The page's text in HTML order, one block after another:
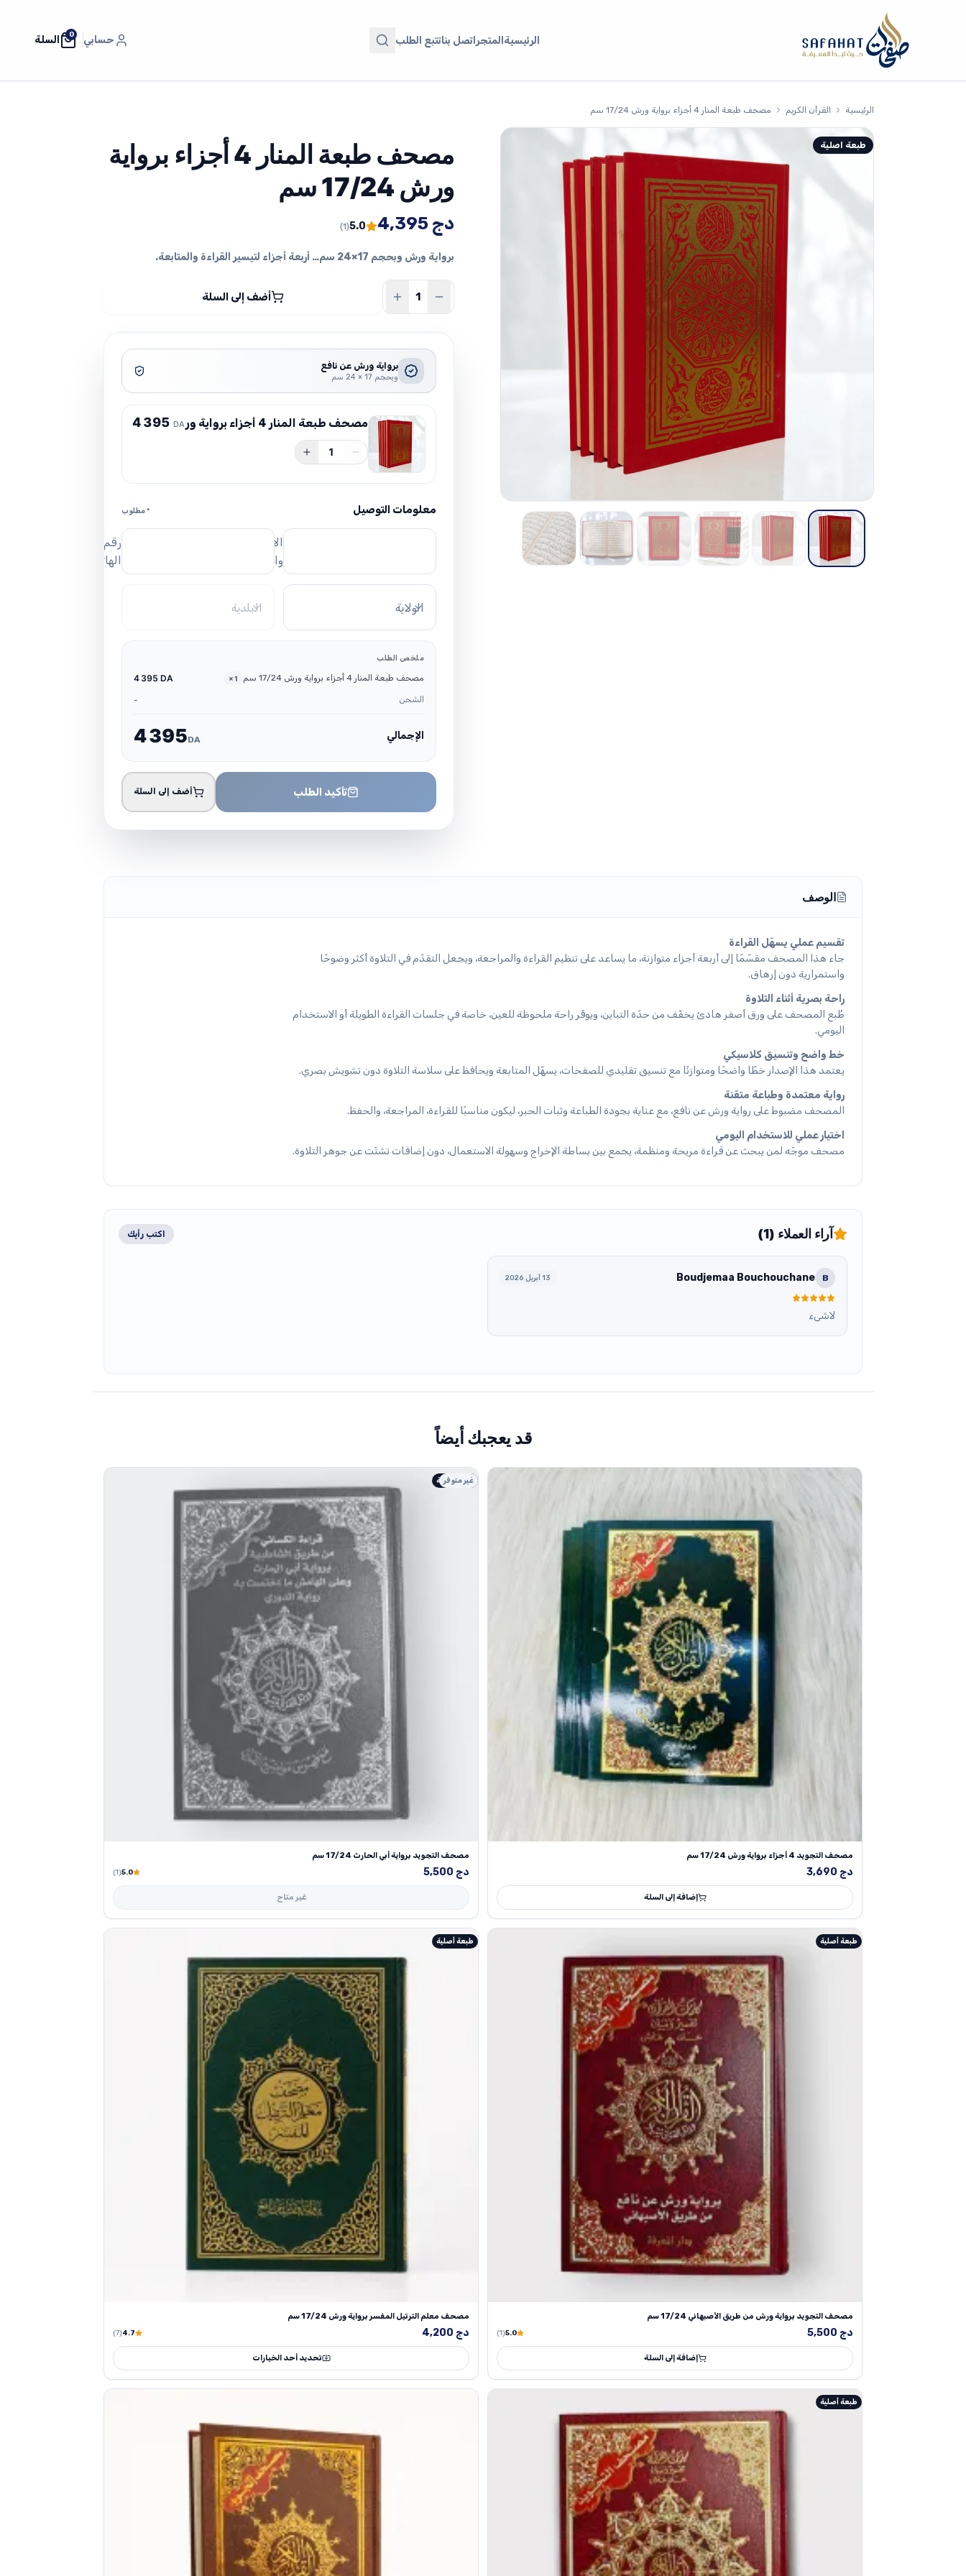
الرئيسيةالمتجراتصل بناتتبع الطلب حسابي 0 السلة
الرئيسية القرآن الكريم مصحف طبعة المنار 4 أجزاء برواية ورش 17/24 سم
طبعة اصلية
مصحف طبعة المنار 4 أجزاء برواية
ورش 17/24 سم
4,395 دج 5.0
(1)
برواية ورش وبحجم 17×24 سم… أربعة أجزاء لتيسير القراءة والمتابعة.
أضف إلى السلة
برواية ورش عن نافع
وبحجم 17 × 24 سم
مصحف طبعة المنار 4 أجزاء برواية ورش 17/24 سم 4395 DA
1
معلومات التوصيل * مطلوب
الاسم
واللقب
رقم
الهاتف
الولاية البلدية
ملخص الطلب
مصحف طبعة المنار 4 أجزاء برواية ورش 17/24 سم ×1
4 395 DA
الشحن -
الإجمالي 4395DA
تأكيد الطلب أضف إلى السلة
الوصف
تقسيم عملي يسهّل القراءة
جاء هذا المصحف مقسّمًا إلى أربعة أجزاء متوازنة، ما يساعد على تنظيم القراءة والمراجعة، ويجعل التقدّم في التلاوة أكثر وضوحًا
واستمرارية دون إرهاق.
راحة بصرية أثناء التلاوة
طُبع المصحف على ورق أصفر هادئ يخفّف من حدّة التباين، ويوفّر راحة ملحوظة للعين، خاصة في جلسات القراءة الطويلة أو الاستخدام
اليومي.
خط واضح وتنسيق كلاسيكي
يعتمد هذا الإصدار خطًا واضحًا ومتوازنًا مع تنسيق تقليدي للصفحات، يسهّل المتابعة ويحافظ على سلاسة التلاوة دون تشويش بصري.
رواية معتمدة وطباعة متقنة
المصحف مضبوط على رواية ورش عن نافع، مع عناية بجودة الطباعة وثبات الحبر، ليكون مناسبًا للقراءة، المراجعة، والحفظ.
اختيار عملي للاستخدام اليومي
مصحف موجّه لمن يبحث عن قراءة مريحة ومنظمة، يجمع بين بساطة الإخراج وسهولة الاستعمال، دون إضافات تشتّت عن جوهر التلاوة.
آراء العملاء (1) اكتب رأيك
B
Boudjemaa Bouchouchane 13 أبريل 2026
لاشىء
قد يعجبك أيضاً
مصحف التجويد 4 أجزاء برواية ورش 17/24 سم
3,690 دج
إضافة إلى السلة
طبعة اصلية
غير متوفر
مصحف التجويد برواية أبي الحارث 17/24 سم
5,500 دج 5.0
(1)
غير متاح
طبعة أصلية
مصحف التجويد برواية ورش من طريق الأصبهاني 17/24 سم
5,500 دج 5.0
(1)
إضافة إلى السلة
طبعة أصلية
مصحف معلم الترتيل المفسر برواية ورش 17/24 سم
4,200 دج 4.7
(7)
تحديد أحد الخيارات
طبعة أصلية